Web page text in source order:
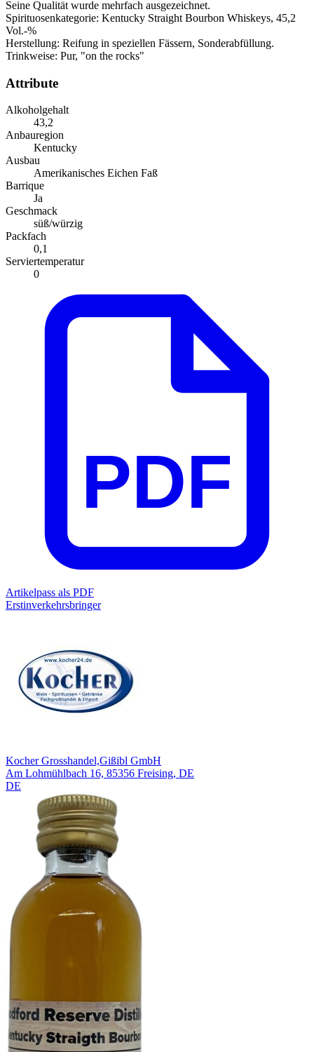
Seine Qualität wurde mehrfach ausgezeichnet.
Spirituosenkategorie: Kentucky Straight Bourbon Whiskeys, 45,2
Vol.-%
Herstellung: Reifung in speziellen Fässern, Sonderabfüllung.
Trinkweise: Pur, "on the rocks"
Attribute
Alkoholgehalt
43,2
Anbauregion
Kentucky
Ausbau
Amerikanisches Eichen Faß
Barrique
Ja
Geschmack
süß/würzig
Packfach
0,1
Serviertemperatur
0
PDF
Artikelpass als PDF
Erstinverkehrsbringer
Kocher Grosshandel,Gißibl GmbH
Am Lohmühlbach 16, 85356 Freising, DE
DE